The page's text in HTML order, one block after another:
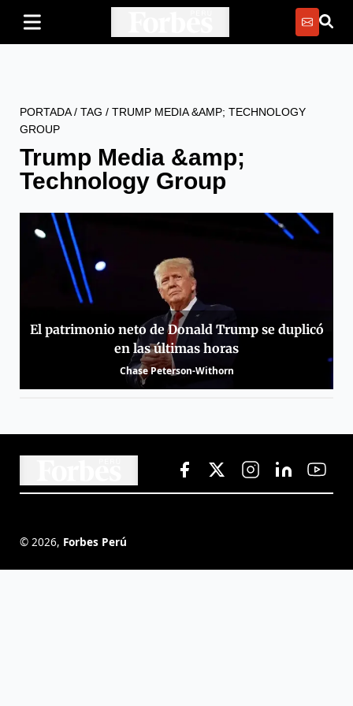
PORTADA/ TAG / TRUMP MEDIA &AMP; TECHNOLOGY
GROUP
Trump Media &amp;
Technology Group
El patrimonio neto de Donald Trump se duplicó
en las últimas horas
Chase Peterson-Withorn
© 2026, Forbes Perú